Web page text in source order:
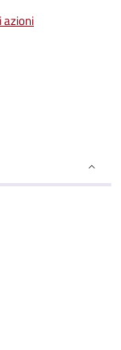
azioni